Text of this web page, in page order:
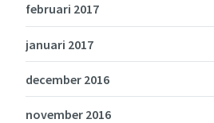
februari 2017
januari 2017
december 2016
november 2016